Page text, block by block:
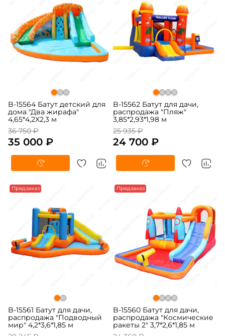
B-15564 Батут детский для
дома "Два жирафа"
4,65*4,2X2,3 м
36 750 ₽
35 000 ₽
B-15562 Батут для дачи,
распродажа "Пляж"
3,85*2,93*1,98 м
25 935 ₽
24 700 ₽
-5% Предзаказ
B-15561 Батут для дачи,
распродажа "Подводный
мир" 4,2*3,6*1,85 м
-5% Предзаказ
B-15560 Батут для дачи,
распродажа "Космические
ракеты 2" 3,7*2,6*1,85 м